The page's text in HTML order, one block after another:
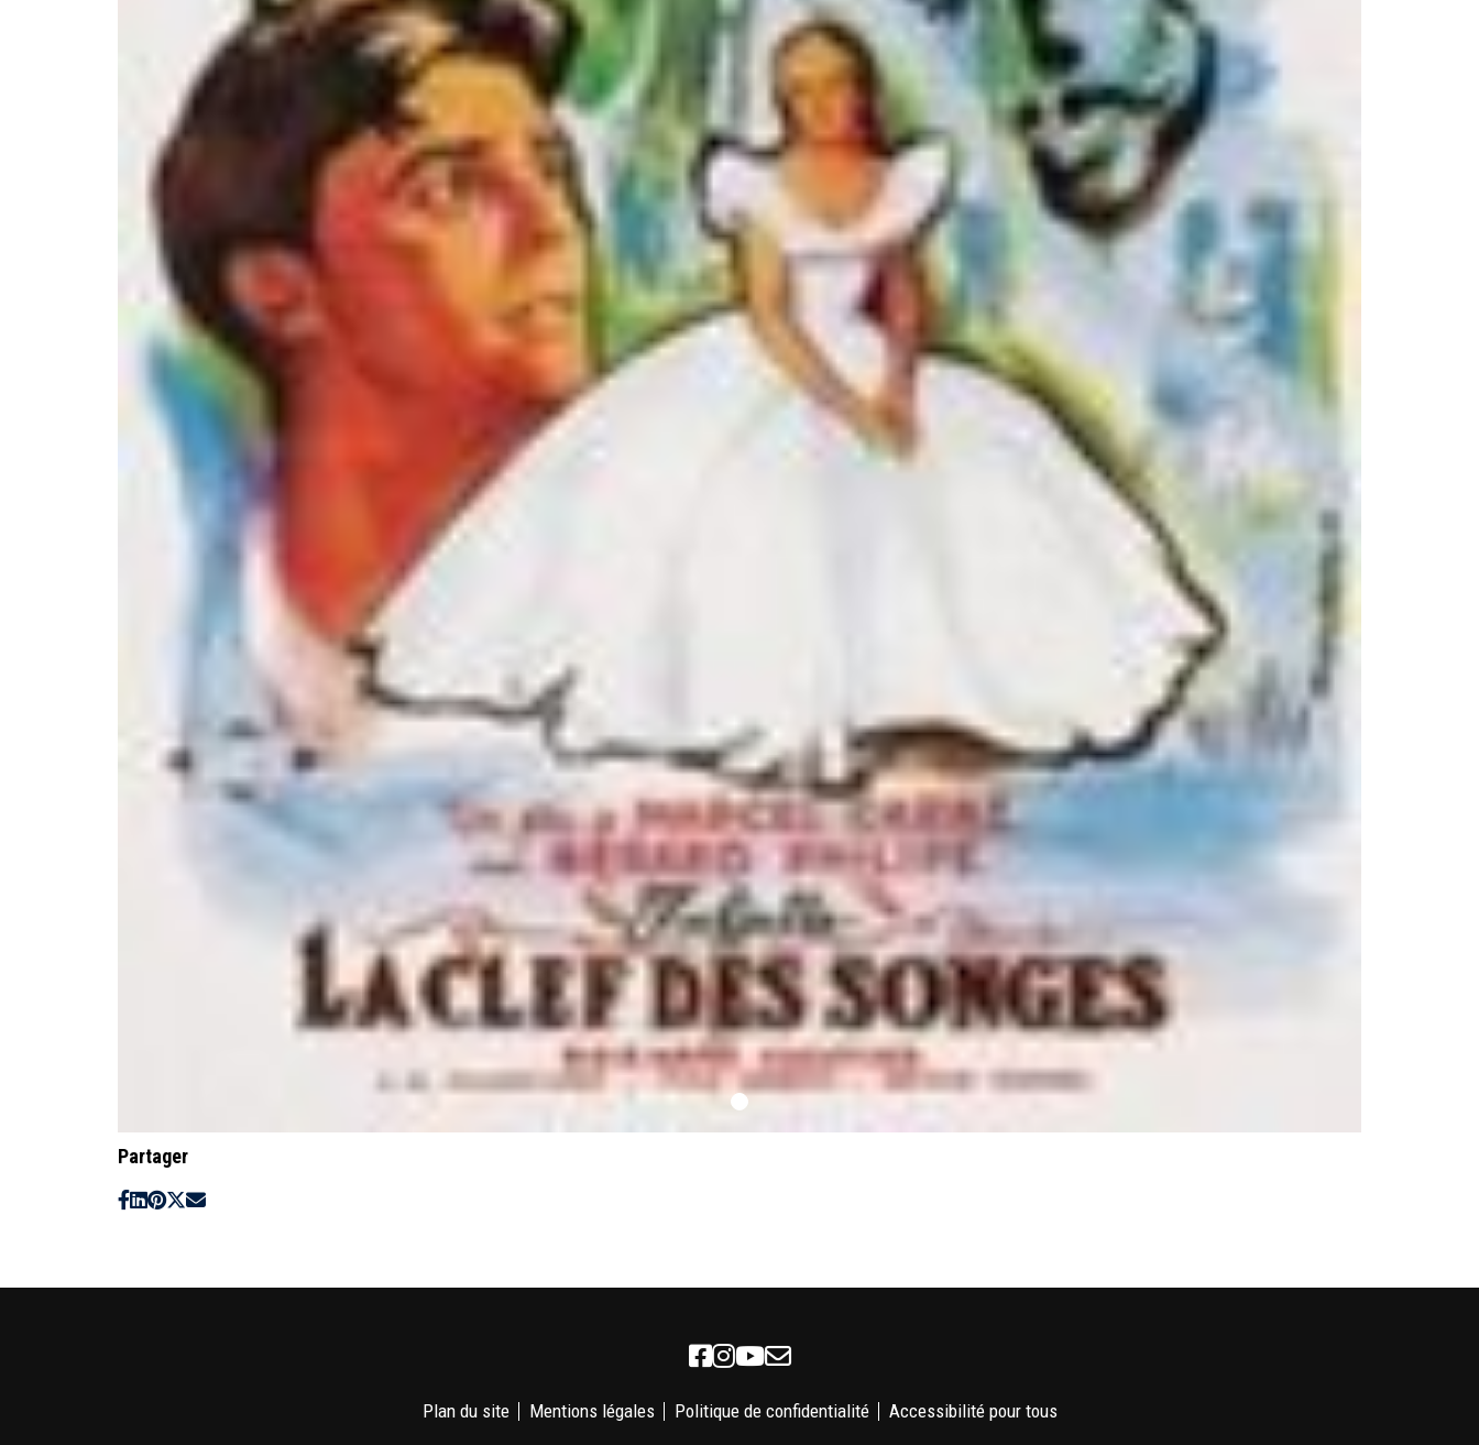
Partager
Facebook
Instagram
Youtube
Newsletter
Plan du site Mentions légales Politique de confidentialité Accessibilité pour tous